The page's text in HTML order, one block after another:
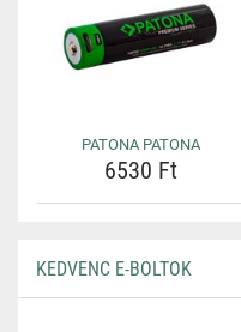
PATONA PATONA
6530 Ft
KEDVENC E-BOLTOK